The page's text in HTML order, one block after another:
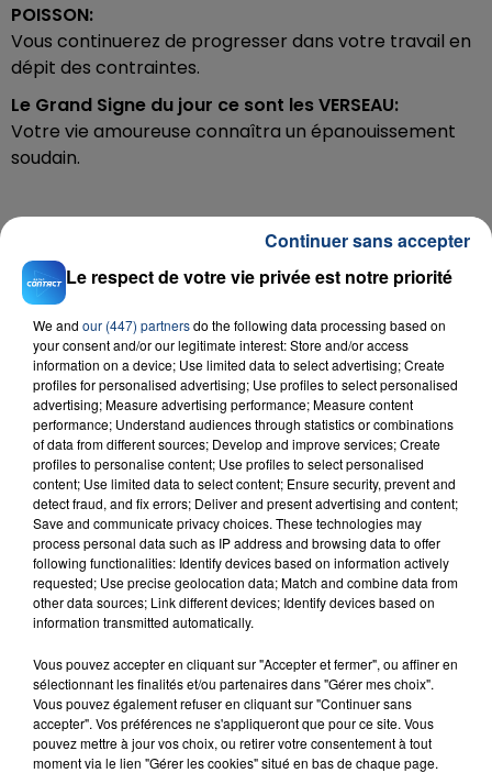
POISSON:
Vous continuerez de progresser dans votre travail en
dépit des contraintes.
Le Grand Signe du jour ce sont lesVERSEAU:
Votre vie amoureuse connaîtra un épanouissement
soudain.
Creepin
METRO BOOMIN & THE WEEKND
FIL D'ACTU
Le respect de votre vie privée est notre priorité
We and our (447) partnersdo the following data processing based on
your consent and/or our legitimate interest: Store and/or access
information on a device; Use limited data to select advertising; Create
profiles for personalised advertising; Use profiles to select personalised
advertising; Measure advertising performance; Measure content
performance; Understand audiences through statistics or combinations
of data from different sources; Develop and improve services; Create
profiles to personalise content; Use profiles to select personalised
content; Use limited data to select content; Ensure security, prevent and
detect fraud, and fix errors; Deliver and present advertising and content;
Save and communicate privacy choices. These technologies may
process personal data such as IP address and browsing data to offer
following functionalities: Identify devices based on information actively
requested; Use precise geolocation data; Match and combine data from
other data sources; Link different devices; Identify devices based on
information transmitted automatically.
Vous pouvez accepter en cliquant sur "Accepter et fermer", ou affiner en
sélectionnant les finalités et/ou partenaires dans "Gérer mes choix".
Vous pouvez également refuser en cliquant sur "Continuer sans
accepter". Vos préférences ne s'appliqueront que pour ce site. Vous
pouvez mettre à jour vos choix, ou retirer votre consentement à tout
moment via le lien "Gérer les cookies" situé en bas de chaque page.
Continuer sans accepter